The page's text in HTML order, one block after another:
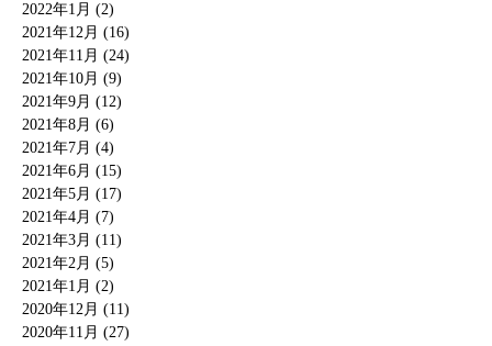
2022年1月 (2)
2021年12月 (16)
2021年11月 (24)
2021年10月 (9)
2021年9月 (12)
2021年8月 (6)
2021年7月 (4)
2021年6月 (15)
2021年5月 (17)
2021年4月 (7)
2021年3月 (11)
2021年2月 (5)
2021年1月 (2)
2020年12月 (11)
2020年11月 (27)